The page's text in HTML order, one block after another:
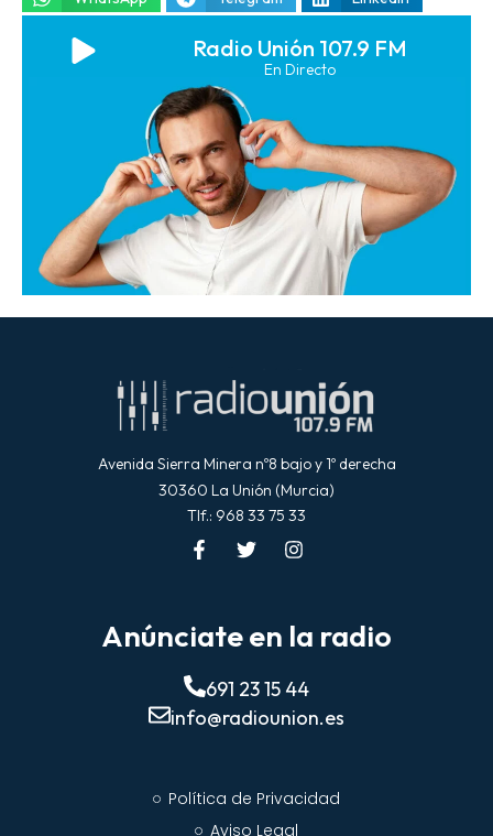
Radio Unión 107.9 FM
En Directo
Avenida Sierra Minera nº8 bajo y 1º derecha
30360 La Unión (Murcia)
Tlf.: 968 33 75 33
Anúnciate en la radio
691 23 15 44
info@radiounion.es
Política de Privacidad
Aviso Legal